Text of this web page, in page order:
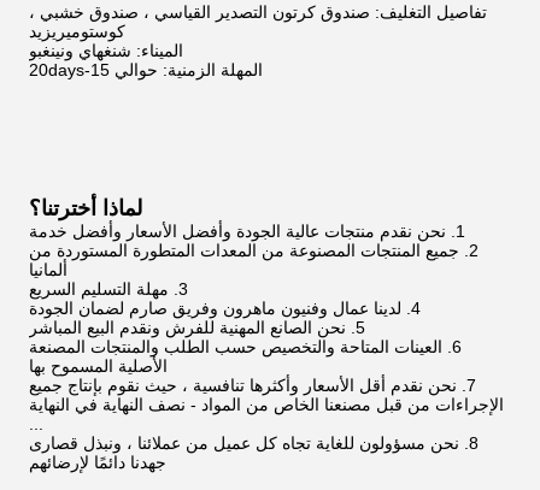
تفاصيل التغليف: صندوق كرتون التصدير القياسي ، صندوق خشبي ،
كوستوميريزيد
الميناء: شنغهاي ونينغبو
المهلة الزمنية: حوالي 15-20days
لماذا أخترتنا؟
1. نحن نقدم منتجات عالية الجودة وأفضل الأسعار وأفضل خدمة
2. جميع المنتجات المصنوعة من المعدات المتطورة المستوردة من
ألمانيا
3. مهلة التسليم السريع
4. لدينا عمال وفنيون ماهرون وفريق صارم لضمان الجودة
5. نحن الصانع المهنية للفرش ونقدم البيع المباشر
6. العينات المتاحة والتخصيص حسب الطلب والمنتجات المصنعة
الأصلية المسموح بها
7. نحن نقدم أقل الأسعار وأكثرها تنافسية ، حيث نقوم بإنتاج جميع
الإجراءات من قبل مصنعنا الخاص من المواد - نصف النهاية في النهاية
8. نحن مسؤولون للغاية تجاه كل عميل من عملائنا ، ونبذل قصارى
جهدنا دائمًا لإرضائهم